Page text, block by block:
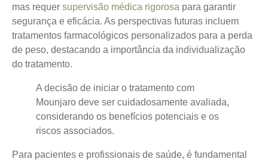
mas requer supervisão médica rigorosa para garantir
segurança e eficácia. As perspectivas futuras incluem
tratamentos farmacológicos personalizados para a perda
de peso, destacando a importância da individualização
do tratamento.
A decisão de iniciar o tratamento com
Mounjaro deve ser cuidadosamente avaliada,
considerando os benefícios potenciais e os
riscos associados.
Para pacientes e profissionais de saúde, é fundamental